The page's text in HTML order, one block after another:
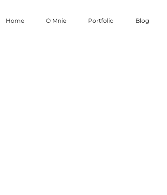
Home O Mnie Portfolio Blog